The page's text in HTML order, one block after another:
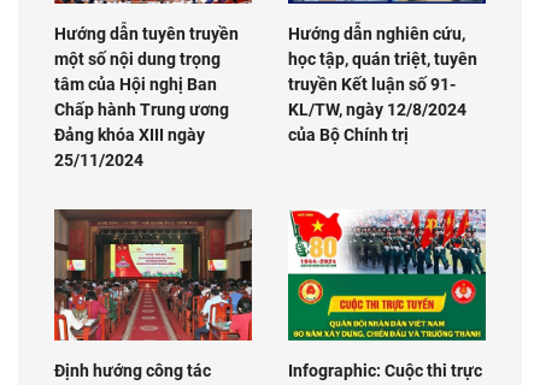
Hướng dẫn tuyên truyền
một số nội dung trọng
tâm của Hội nghị Ban
Chấp hành Trung ương
Đảng khóa XIII ngày
25/11/2024
Hướng dẫn nghiên cứu,
học tập, quán triệt, tuyên
truyền Kết luận số 91-
KL/TW, ngày 12/8/2024
của Bộ Chính trị
Định hướng công tác
Infographic: Cuộc thi trực